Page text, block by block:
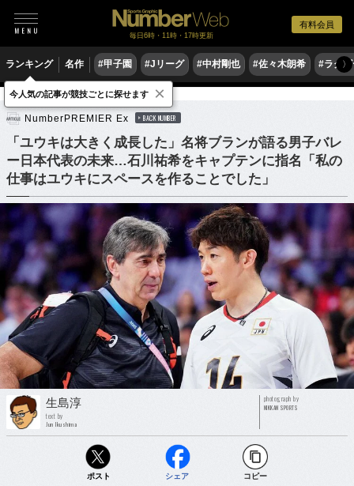
有料会員
毎日6時・11時・17時更新
ランキング 名作 #甲子園 #Jリーグ #中村剛也 #佐々木朗希 #ラグ〉
バレーボール バレーボール日本代表
NumberPREMIER Ex BACK NUMBER
「ユウキは大きく成長した」名将ブランが語る男子バレ
ー日本代表の未来…石川祐希をキャプテンに指名「私の
仕事はユウキにスペースを作ることでした」
生島淳
text by
Jun Ikushima
photograph by
NIKKAN SPORTS
ポスト シェア コピー
今人気の記事が競技ごとに探せます ×